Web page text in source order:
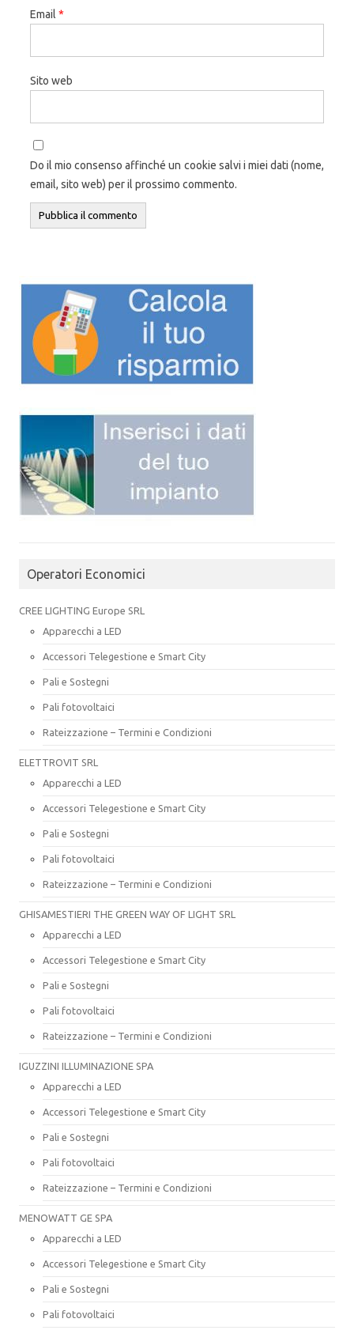
Email *
Sito web
Do il mio consenso affinché un cookie salvi i miei dati (nome,
email, sito web) per il prossimo commento.
Operatori Economici
CREE LIGHTING Europe SRL
Apparecchi a LED
Accessori Telegestione e Smart City
Pali e Sostegni
Pali fotovoltaici
Rateizzazione – Termini e Condizioni
ELETTROVIT SRL
Apparecchi a LED
Accessori Telegestione e Smart City
Pali e Sostegni
Pali fotovoltaici
Rateizzazione – Termini e Condizioni
GHISAMESTIERI THE GREEN WAY OF LIGHT SRL
Apparecchi a LED
Accessori Telegestione e Smart City
Pali e Sostegni
Pali fotovoltaici
Rateizzazione – Termini e Condizioni
IGUZZINI ILLUMINAZIONE SPA
Apparecchi a LED
Accessori Telegestione e Smart City
Pali e Sostegni
Pali fotovoltaici
Rateizzazione – Termini e Condizioni
MENOWATT GE SPA
Apparecchi a LED
Accessori Telegestione e Smart City
Pali e Sostegni
Pali fotovoltaici